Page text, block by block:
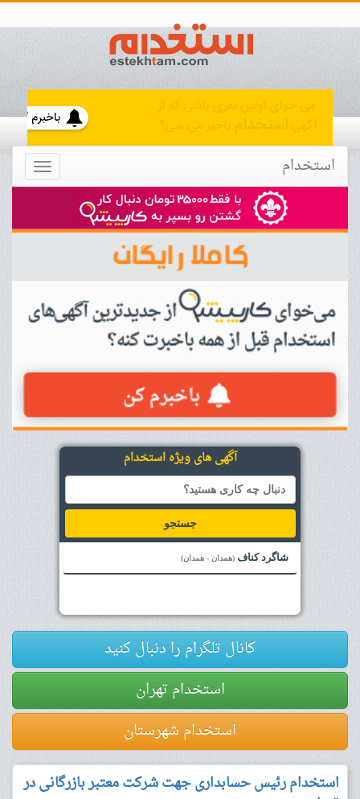
Toggle استخدام
آگهی های ویژه استخدام
جستجو
شاگرد کناف (همدان - همدان)
کانال تلگرام را دنبال کنید
استخدام تهران
استخدام شهرستان
استخدام رئیس حسابداری جهت شرکت معتبر بازرگانی در